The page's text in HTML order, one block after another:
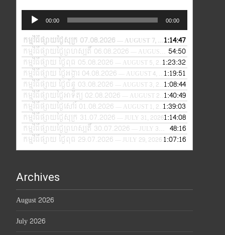
Audio
Player
00:00 00:00
កម្មវិធីផ្សាយថ្ងៃសុក្រ 07.08.2026— AUGUST 7, 2026
1:14:47
កម្មវិធីផ្សាយថ្ងៃព្រហស្បតិ៍ 06.08.2026
— AUGUST 6, 2026
54:50
កម្មវិធីផ្សាយ ថ្ងៃពុធ 05.08.2026
— AUGUST 5, 2026 1:23:32
កម្មវិធីផ្សាយ ថ្ងៃអង្គារ 04.08.2026
— AUGUST 4, 2026
1:19:51
កម្មវិធីផ្សាយ ថ្ងៃច័ន្ទ 03.08.2026
— AUGUST 3, 2026 1:08:44
កម្មវិធីផ្សាយថ្ងៃអាទិត្យ 02.08.2026
— AUGUST 2, 2026 1:40:49
កម្មវិធីផ្សាយថ្ងៃសៅរ៍ 01.08.2026
— AUGUST 1, 2026 1:39:03
កម្មវិធីផ្សាយថ្ងៃសុក្រ 31.07.2026
— JULY 31, 20261:14:08
កម្មវិធីផ្សាយថ្ងៃព្រហស្បតិ៍ 30.07.2026
— JULY 30, 2026
48:16
កម្មវិធីផ្សាយ ថ្ងៃពុធ 29.07.2026
— JULY 29, 20261:07:16
Archives
August 2026
July 2026